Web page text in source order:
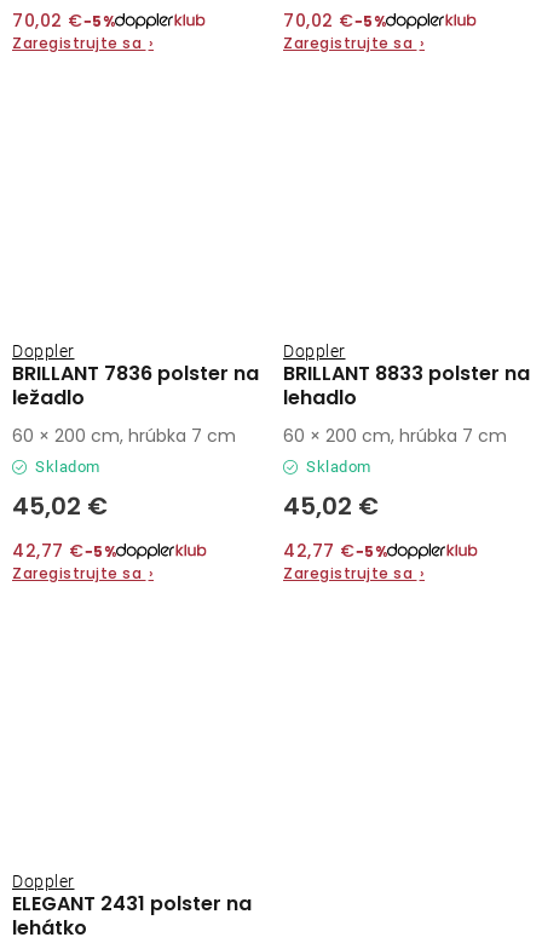
70,02 €−5%
Zaregistrujte sa ›
70,02 €−5%
Zaregistrujte sa ›
BRILLANT 7836 polster na
ležadlo
Doppler
Skladom
45,02 €
42,77 €−5%
Zaregistrujte sa ›
60 × 200 cm, hrúbka 7 cm
BRILLANT 8833 polster na
lehadlo
Doppler
Skladom
45,02 €
42,77 €−5%
Zaregistrujte sa ›
60 × 200 cm, hrúbka 7 cm
ELEGANT 2431 polster na
lehátko
Doppler